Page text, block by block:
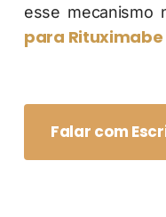
esse mecanismo
para
Falar com